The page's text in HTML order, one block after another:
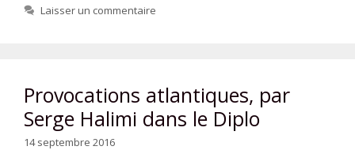
Laisser un commentaire
Provocations atlantiques, par
Serge Halimi dans le Diplo
14 septembre 2016